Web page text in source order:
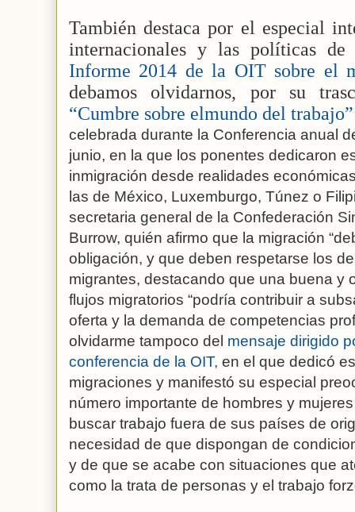
También destaca por el especial
internacionales y las políticas
Informe 2014 de la OIT sobre el
debamos olvidarnos, por su
“Cumbre sobre elmundo del trabajo”
celebrada durante la Conferencia anual
junio, en la que los ponentes dedicaron
inmigración desde realidades
las de México, Luxemburgo, Túnez o
secretaria general de la Confederación
Burrow, quién afirmo que la migración
obligación, y que deben respetarse los
migrantes, destacando que una buena y
flujos migratorios “podría contribuir a
oferta y la demanda de competencias
olvidarme tampoco del mensaje dirigido
conferencia de la OIT, en el que dedicó
migraciones y manifestó su especial
número importante de hombres y
buscar trabajo fuera de sus países de
necesidad de que dispongan de
y de que se acabe con situaciones que
como la trata de personas y el trabajo